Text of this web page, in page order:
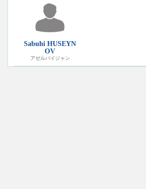
Sabuhi HUSEYN
OV
アゼルバイジャン